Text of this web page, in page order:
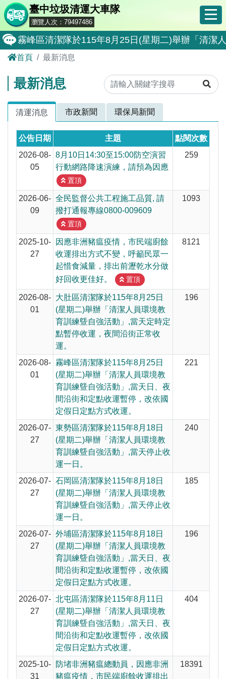
臺中垃圾清運大車隊
瀏覽人次：79497486
霧峰區清潔隊於115年8月25日(星期二)舉辦「清潔
大肚區清潔隊於115年8月25日(星期二)舉辦「清潔
北屯區清潔隊於115年8月11日(星期二)舉辦「清潔
石岡區清潔隊於115年8月18日(星期二)舉辦「清潔
東勢區清潔隊於115年8月18日(星期二)舉辦「清潔
全民監督公共工程施工品質, 請撥打通報專線0800-
防堵非洲豬瘟總動員，因應非洲豬瘟疫情，市民
因應非洲豬瘟疫情，市民端廚餘收運排出方式不變
8月10日14:30至15:00防空演習行動網路降速演練
首頁 最新消息
最新消息
清運消息 市政新聞 環保局新聞
公告日期 主題
點閱次數
2026-08-
05
8月10日14:30至15:00防空演習
行動網路降速演練，請預為因應
置頂
259
2026-06-
09
全民監督公共工程施工品質, 請
撥打通報專線0800-009609
置頂
1093
2025-10-
27
因應非洲豬瘟疫情，市民端廚餘
收運排出方式不變，呼籲民眾一
起惜食減量，排出前瀝乾水分做
好回收更佳好。
置頂
8121
2026-08-
01
大肚區清潔隊於115年8月25日
(星期二)舉辦「清潔人員環境教
育訓練曁自強活動」,當天定時定
點暫停收運，夜間沿街正常收
運。
196
2026-08-
01
霧峰區清潔隊於115年8月25日
(星期二)舉辦「清潔人員環境教
育訓練曁自強活動」,當天日、夜
間沿街和定點收運暫停，改依國
定假日定點方式收運。
221
2026-07-
27
東勢區清潔隊於115年8月18日
(星期二)舉辦「清潔人員環境教
育訓練曁自強活動」,當天停止收
運一日。
240
2026-07-
27
石岡區清潔隊於115年8月18日
(星期二)舉辦「清潔人員環境教
育訓練曁自強活動」,當天停止收
運一日。
185
2026-07-
27
外埔區清潔隊於115年8月18日
(星期二)舉辦「清潔人員環境教
育訓練曁自強活動」,當天日、夜
間沿街和定點收運暫停，改依國
定假日定點方式收運。
196
2026-07-
27
北屯區清潔隊於115年8月11日
(星期二)舉辦「清潔人員環境教
育訓練曁自強活動」,當天日、夜
間沿街和定點收運暫停，改依國
定假日定點方式收運。
404
2025-10-
31
防堵非洲豬瘟總動員，因應非洲
豬瘟疫情，市民端廚餘收運排出
18391